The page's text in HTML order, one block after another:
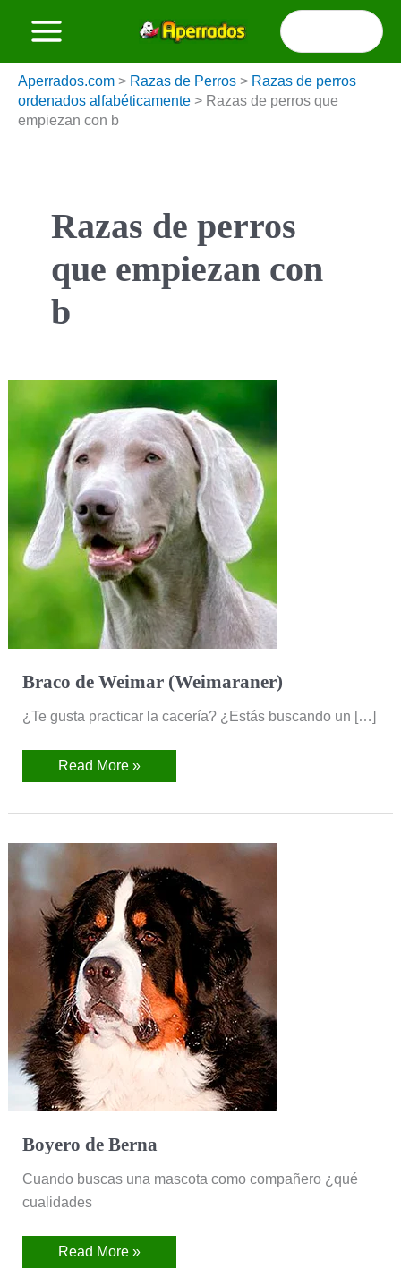
Buscar
por:
Aperrados.com > Razas de Perros > Razas de perros
ordenados alfabéticamente > Razas de perros que
empiezan con b
Razas de perros
que empiezan con
b
Braco de Weimar (Weimaraner)
¿Te gusta practicar la cacería? ¿Estás buscando un […]
de
Weimar
(Weimaraner)
Read More »
Boyero de Berna
Cuando buscas una mascota como compañero ¿qué
cualidades
Berna
Read More »